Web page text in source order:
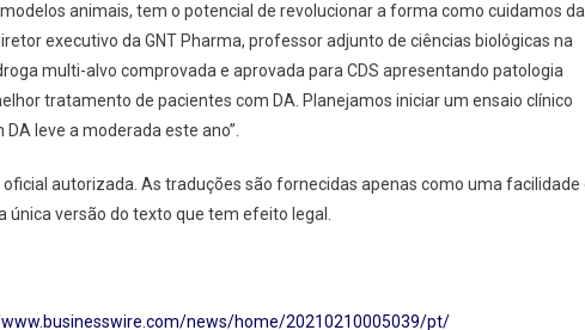
animais, tem o potencial de revolucionar a forma como cuidamos da
executivo da GNT Pharma, professor adjunto de ciências biológicas na
multi-alvo comprovada e aprovada para CDS apresentando patologia
tratamento de pacientes com DA. Planejamos iniciar um ensaio clínico
leve a moderada este ano”.
autorizada. As traduções são fornecidas apenas como uma facilidade
única versão do texto que tem efeito legal.
news/home/20210210005039/pt/